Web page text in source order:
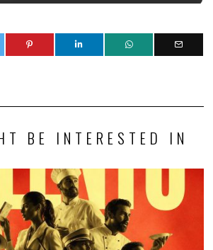
BE INTERESTED IN